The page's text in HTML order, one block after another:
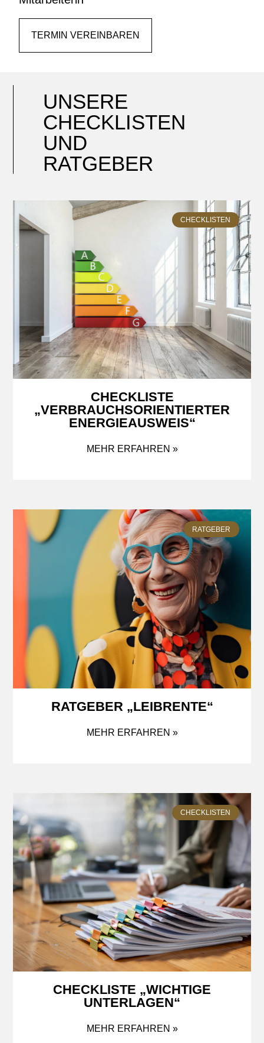
TERMIN VEREINBAREN
UNSERE
CHECKLISTEN
UND
RATGEBER
CHECKLISTEN
CHECKLISTE
„VERBRAUCHSORIENTIERTER
ENERGIEAUSWEIS“
MEHR ERFAHREN »
RATGEBER
RATGEBER „LEIBRENTE“
MEHR ERFAHREN »
CHECKLISTEN
CHECKLISTE „WICHTIGE
UNTERLAGEN“
MEHR ERFAHREN »